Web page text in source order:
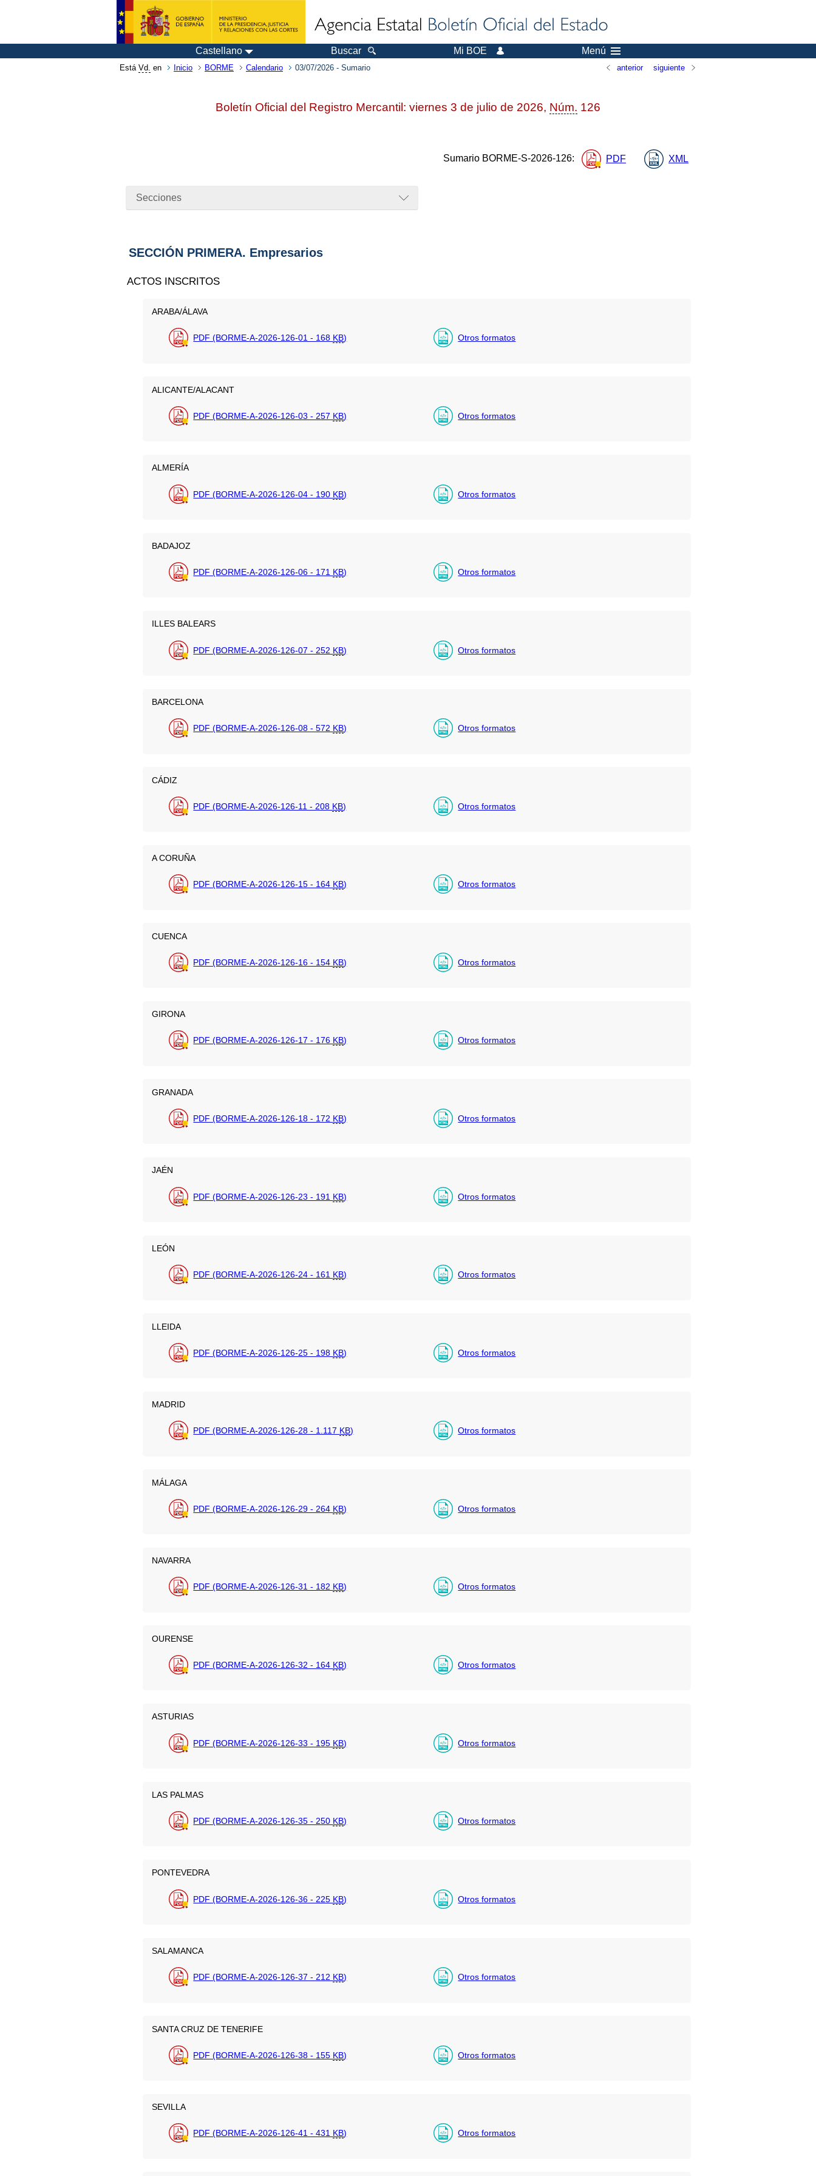
Castellano Buscar Mi BOE Menú
Está Vd. en Inicio BORME Calendario 03/07/2026 - Sumario anterior siguiente
Boletín Oficial del Registro Mercantil: viernes 3 de julio de 2026, Núm. 126
Sumario BORME-S-2026-126: PDF XML
Secciones
SECCIÓN PRIMERA. Empresarios
ACTOS INSCRITOS
ARABA/ÁLAVA
PDF (BORME-A-2026-126-01 - 168 KB) Otros formatos
ALICANTE/ALACANT
PDF (BORME-A-2026-126-03 - 257 KB) Otros formatos
ALMERÍA
PDF (BORME-A-2026-126-04 - 190 KB) Otros formatos
BADAJOZ
PDF (BORME-A-2026-126-06 - 171 KB) Otros formatos
ILLES BALEARS
PDF (BORME-A-2026-126-07 - 252 KB) Otros formatos
BARCELONA
PDF (BORME-A-2026-126-08 - 572 KB) Otros formatos
CÁDIZ
PDF (BORME-A-2026-126-11 - 208 KB) Otros formatos
A CORUÑA
PDF (BORME-A-2026-126-15 - 164 KB) Otros formatos
CUENCA
PDF (BORME-A-2026-126-16 - 154 KB) Otros formatos
GIRONA
PDF (BORME-A-2026-126-17 - 176 KB) Otros formatos
GRANADA
PDF (BORME-A-2026-126-18 - 172 KB) Otros formatos
JAÉN
PDF (BORME-A-2026-126-23 - 191 KB) Otros formatos
LEÓN
PDF (BORME-A-2026-126-24 - 161 KB) Otros formatos
LLEIDA
PDF (BORME-A-2026-126-25 - 198 KB) Otros formatos
MADRID
PDF (BORME-A-2026-126-28 - 1.117 KB) Otros formatos
MÁLAGA
PDF (BORME-A-2026-126-29 - 264 KB) Otros formatos
NAVARRA
PDF (BORME-A-2026-126-31 - 182 KB) Otros formatos
OURENSE
PDF (BORME-A-2026-126-32 - 164 KB) Otros formatos
ASTURIAS
PDF (BORME-A-2026-126-33 - 195 KB) Otros formatos
LAS PALMAS
PDF (BORME-A-2026-126-35 - 250 KB) Otros formatos
PONTEVEDRA
PDF (BORME-A-2026-126-36 - 225 KB) Otros formatos
SALAMANCA
PDF (BORME-A-2026-126-37 - 212 KB) Otros formatos
SANTA CRUZ DE TENERIFE
PDF (BORME-A-2026-126-38 - 155 KB) Otros formatos
SEVILLA
PDF (BORME-A-2026-126-41 - 431 KB) Otros formatos